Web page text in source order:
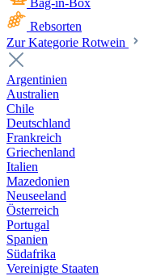
Rebsorten
Zur Kategorie Rotwein
Argentinien
Australien
Chile
Deutschland
Frankreich
Griechenland
Italien
Mazedonien
Neuseeland
Österreich
Portugal
Spanien
Südafrika
Vereinigte Staaten